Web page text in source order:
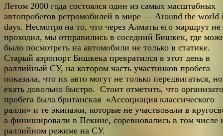
Летом 2000 года состоялся один из самых масштабных
автопробегов ретромобилей в мире — Around the world
days. Несмотря на то, что через Алматы его маршрут не
проходил, мы отправились в соседний Бишкек, где
было посмотреть на автомобили не только в статике.
Старый аэропорт Бишкека превратился в этот день в
раллийный СУ, на котором часть участников пробега
показала, что их авто могут не только передвигаться,
ехать довольно быстро. Стоит отметить, что
пробега была британская «Ассоциация классического
ралли» и те экипажи, которые не участвовали в
а финишировали в Пекине, соревновались в том числе
раллийном режиме на СУ.